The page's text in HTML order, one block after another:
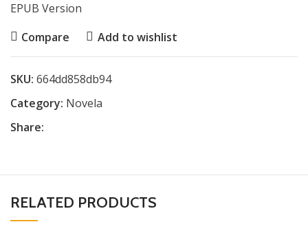
EPUB Version
Compare
Add to wishlist
SKU: 664dd858db94
Category: Novela
Share:
RELATED PRODUCTS